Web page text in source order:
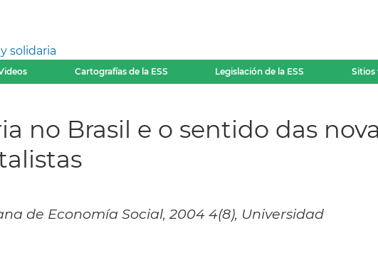
solidaria
Cartografías de la ESS Legislación de la ESS Sitios
no Brasil e o sentido das
de Economía Social, 2004 4(8), Universidad